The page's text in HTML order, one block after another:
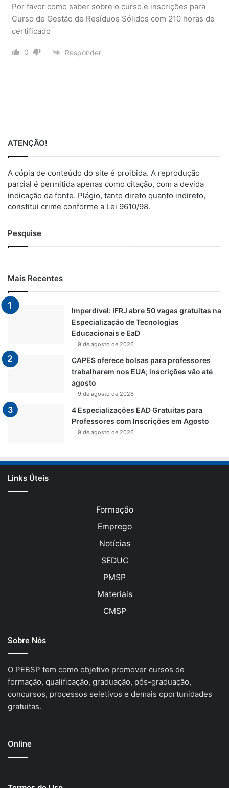
Por favor como saber sobre o curso e inscrições para
Curso de Gestão de Resíduos Sólidos com 210 horas de
certificado
0 Responder
ATENÇÃO!
A cópia de conteúdo do site é proibida. A reprodução
parcial é permitida apenas como citação, com a devida
indicação da fonte. Plágio, tanto direto quanto indireto,
constitui crime conforme a Lei 9610/98.
Pesquise
Mais Recentes
Imperdível: IFRJ abre 50 vagas gratuitas na
Especialização de Tecnologias
Educacionais e EaD
9 de agosto de 2026
CAPES oferece bolsas para professores
trabalharem nos EUA; inscrições vão até
agosto
9 de agosto de 2026
4 Especializações EAD Gratuitas para
Professores com Inscrições em Agosto
9 de agosto de 2026
Links Úteis
Formação
Emprego
Notícias
SEDUC
PMSP
Materiais
CMSP
Sobre Nós
O PEBSP tem como objetivo promover cursos de
formação, qualificação, graduação, pós-graduação,
concursos, processos seletivos e demais oportunidades
gratuitas.
Online